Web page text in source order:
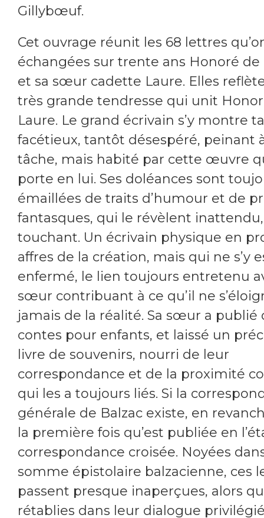
Gillybœuf.
Cet ouvrage réunit les 68 lettres
échangées sur trente ans Honoré de
et sa sœur cadette Laure. Elles
très grande tendresse qui unit
Laure. Le grand écrivain s’y montre
facétieux, tantôt désespéré, peinant
tâche, mais habité par cette œuvre
porte en lui. Ses doléances sont
émaillées de traits d’humour et de
fantasques, qui le révèlent inattendu,
touchant. Un écrivain physique en
affres de la création, mais qui ne s’y
enfermé, le lien toujours entretenu
sœur contribuant à ce qu’il ne
jamais de la réalité. Sa sœur a publié
contes pour enfants, et laissé un
livre de souvenirs, nourri de leur
correspondance et de la proximité
qui les a toujours liés. Si la
générale de Balzac existe, en
la première fois qu’est publiée en
correspondance croisée. Noyées
somme épistolaire balzacienne, ces
passent presque inaperçues, alors
rétablies dans leur dialogue